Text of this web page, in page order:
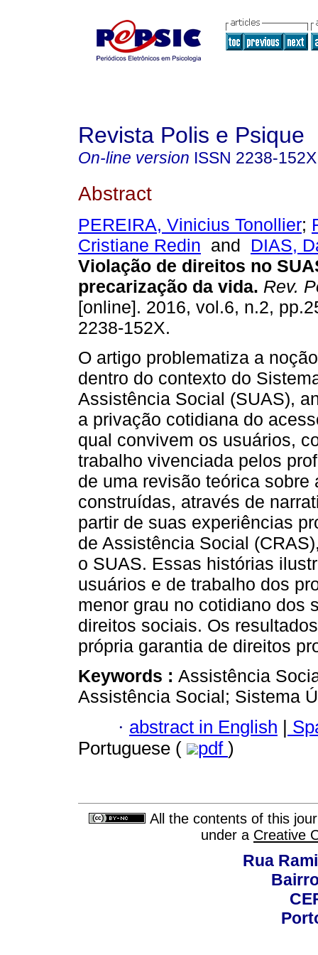
Revista Polis e Psique
On-line version ISSN 2238-152X
Abstract
PEREIRA, Vinicius Tonollier;
Cristiane Redin and DIAS,
Violação de direitos no
precarização da vida. Rev.
[online]. 2016, vol.6, n.2,
2238-152X.
O artigo problematiza a
dentro do contexto do
Assistência Social (SUAS),
a privação cotidiana do
qual convivem os usuários,
trabalho vivenciada pelos
de uma revisão teórica
construídas, através de
partir de suas experiências
de Assistência Social
o SUAS. Essas histórias
usuários e de trabalho dos
menor grau no cotidiano dos
direitos sociais. Os
própria garantia de direitos
Keywords : Assistência
Assistência Social; Sistema
· abstract in English |
Portuguese (
pdf )
All the contents of this
under a Creative
Rua